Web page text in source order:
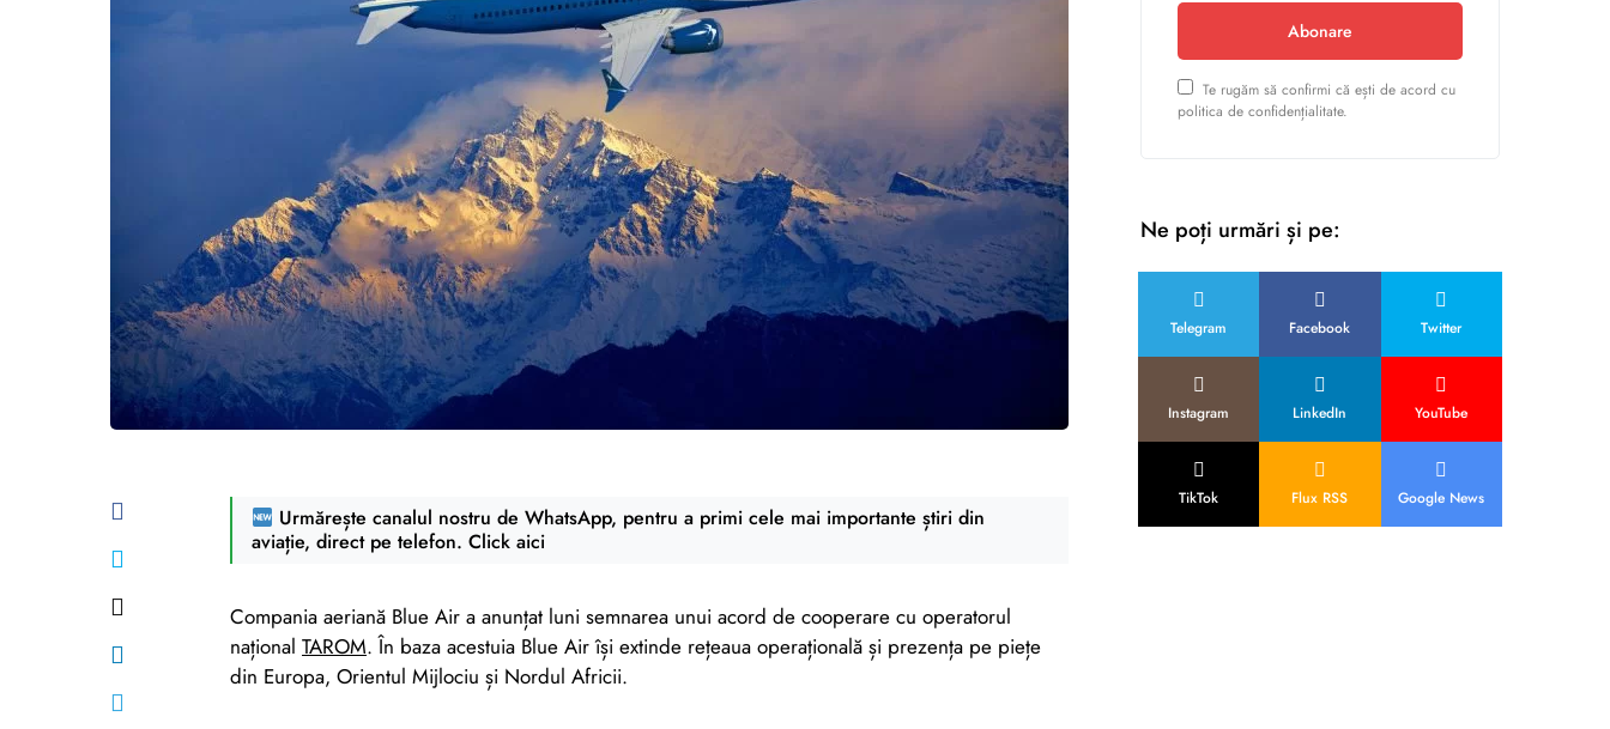
Urmărește canalul nostru de WhatsApp, pentru a primi cele mai importante știri din
aviație, direct pe telefon. Click aici
Compania aeriană Blue Air a anunțat luni semnarea unui acord de cooperare cu operatorul
național TAROM. În baza acestuia Blue Air își extinde rețeaua operațională și prezența pe piețe
din Europa, Orientul Mijlociu și Nordul Africii.
Abonare
Te rugăm să confirmi că ești de acord cu
politica de confidențialitate.
Ne poți urmări și pe:
Telegram Facebook Twitter
Instagram LinkedIn YouTube
TikTok Flux RSS Google News